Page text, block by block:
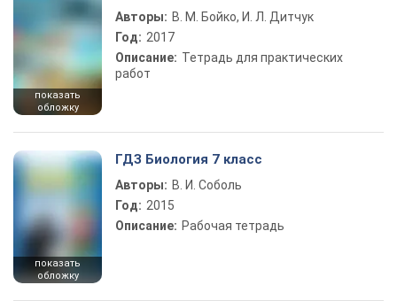
показать
обложку
Авторы: В. М. Бойко, И. Л. Дитчук
Год: 2017
Описание: Тетрадь для практических
работ
показать
обложку
ГДЗ Биология 7 класс
Авторы: В. И. Соболь
Год: 2015
Описание: Рабочая тетрадь